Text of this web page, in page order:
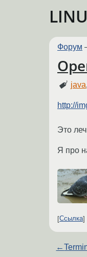
Форум
java
http://
Это
Я про
Ссылка
←